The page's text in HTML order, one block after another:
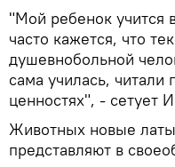
"Мой ребенок учится
часто кажется, что
душевнобольной
сама училась, читали
ценностях", - сетует
Животных новые
представляют в